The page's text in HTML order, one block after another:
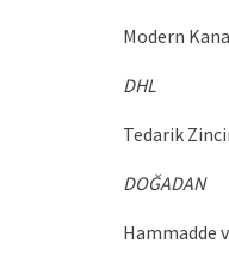
Modern
DHL
Tedarik
DOĞADAN
Hammadde